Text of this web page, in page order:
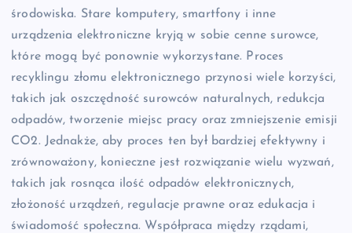
środowiska. Stare komputery, smartfony i inne
urządzenia elektroniczne kryją w sobie cenne surowce,
które mogą być ponownie wykorzystane. Proces
recyklingu złomu elektronicznego przynosi wiele korzyści,
takich jak oszczędność surowców naturalnych, redukcja
odpadów, tworzenie miejsc pracy oraz zmniejszenie emisji
CO2. Jednakże, aby proces ten był bardziej efektywny i
zrównoważony, konieczne jest rozwiązanie wielu wyzwań,
takich jak rosnąca ilość odpadów elektronicznych,
złożoność urządzeń, regulacje prawne oraz edukacja i
świadomość społeczna. Współpraca między rządami,